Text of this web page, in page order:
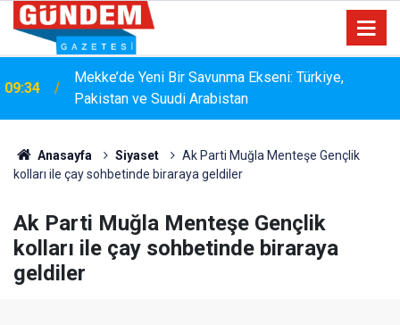
15:33 YANGIN RİSKİNE KARŞI KAPSAMLI TEMİZLİK
Anasayfa Siyaset
Ak Parti Muğla Menteşe Gençlik
kolları ile çay sohbetinde biraraya geldiler
Ak Parti Muğla Menteşe Gençlik
kolları ile çay sohbetinde biraraya
geldiler